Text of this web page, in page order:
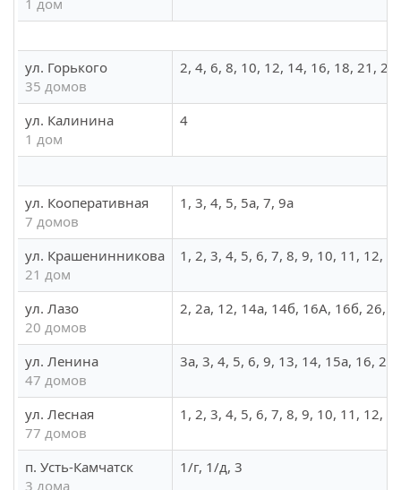
1 дом
ул. Горького
35 домов
2, 4, 6, 8, 10, 12, 14, 16, 18, 21,
ул. Калинина
1 дом
4
ул. Кооперативная
7 домов
1, 3, 4, 5, 5а, 7, 9а
ул. Крашенинникова
21 дом
1, 2, 3, 4, 5, 6, 7, 8, 9, 10, 11, 12,
ул. Лазо
20 домов
2, 2а, 12, 14а, 14б, 16А, 16б, 26,
ул. Ленина
47 домов
3а, 3, 4, 5, 6, 9, 13, 14, 15а, 16,
ул. Лесная
77 домов
1, 2, 3, 4, 5, 6, 7, 8, 9, 10, 11, 12,
п. Усть-Камчатск
3 дома
1/г, 1/д, 3